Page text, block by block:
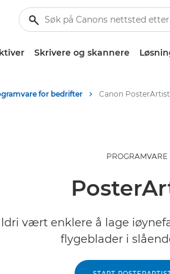
Skrivere og skannere
for bedrifter
PROGRAMVARE
vært enklere å lage
flygeblader i